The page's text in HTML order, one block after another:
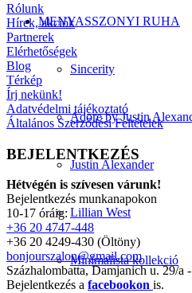
MENYASSZONYI RUHA
Sincerity
Adore by Justin
Justin Alexander
Lillian West
Minimalista kollekció
Rólunk
Hírek, akciók
Partnerek
Elérhetőségek
Blog
Térkép
Írj nekünk!
Adatvédelmi tájékoztató
Általános Szerződési Feltételek
BEJELENTKEZÉS
Hétvégén is szívesen várunk!
Bejelentkezés munkanapokon
10-17 óráig:
+36 20 4747-448
+36 20 4249-430 (Öltöny)
bonjourszalon@gmail.com
Százhalombatta, Damjanich u. 29/a
Bejelentkezés a facebookon is.